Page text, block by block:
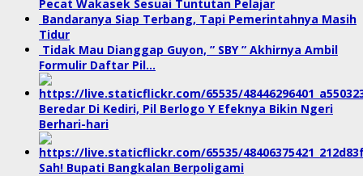
Pecat Wakasek Sesuai Tuntutan Pelajar
Bandaranya Siap Terbang, Tapi Pemerintahnya Masih
Tidur
Tidak Mau Dianggap Guyon, ” SBY ” Akhirnya Ambil
Formulir Daftar Pil…
Beredar Di Kediri, Pil Berlogo Y Efeknya Bikin Ngeri
Berhari-hari
Sah! Bupati Bangkalan Berpoligami